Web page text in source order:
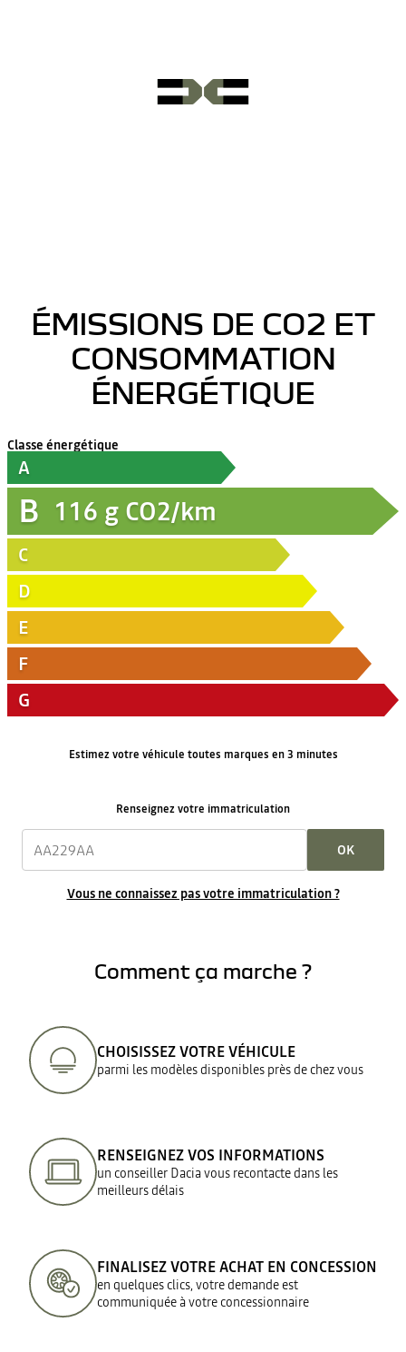
ÉMISSIONS DE CO2 ET
CONSOMMATION
ÉNERGÉTIQUE
Classe énergétique
A
B 116 g CO2/km
C
D
E
F
G
Estimez votre véhicule toutes marques en 3 minutes
Renseignez votre immatriculation
OK
Vous ne connaissez pas votre immatriculation ?
Comment ça marche ?
CHOISISSEZ VOTRE VÉHICULE
parmi les modèles disponibles près de chez vous
RENSEIGNEZ VOS INFORMATIONS
un conseiller Dacia vous recontacte dans les
meilleurs délais
FINALISEZ VOTRE ACHAT EN CONCESSION
en quelques clics, votre demande est
communiquée à votre concessionnaire